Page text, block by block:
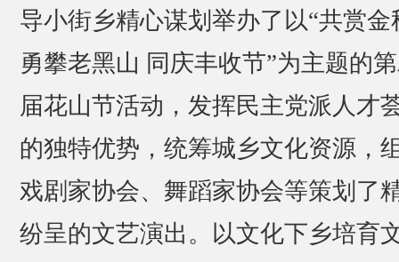
导小街乡精心谋划举办了以“共赏金
勇攀老黑山 同庆丰收节”为主题的
届花山节活动，发挥民主党派人才
的独特优势，统筹城乡文化资源，
戏剧家协会、舞蹈家协会等策划了
纷呈的文艺演出。以文化下乡培育